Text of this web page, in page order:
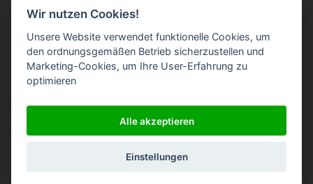
|
dox42 steigert die Effizienz
und die Automatisierung,
Wir nutzen Cookies!
Unsere Website verwendet funktionelle Cookies, um
den ordnungsgemäßen Betrieb sicherzustellen und
Marketing-Cookies, um Ihre User-Erfahrung zu
optimieren
Alle akzeptieren
Einstellungen